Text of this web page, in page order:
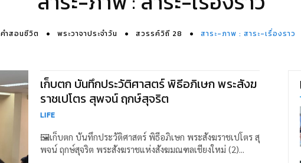
คำสอนชีวิต พระวาจาประจำวัน สวรรค์วิถี 28 สาระ-ภาพ : สาระ-เรื่องราว
เก็บตก บันทึกประวัติศาสตร์ พิธีอภิเษก พระสังฆ
ราชเปโตร สุพจน์ ฤกษ์สุจริต
LIFE
🖼️เก็บตก บันทึกประวัติศาสตร์ พิธีอภิเษก พระสังฆราชเปโตร สุ
พจน์ ฤกษ์สุจริต พระสังฆราชแห่งสังฆมณฑลเชียงใหม่ (2)...